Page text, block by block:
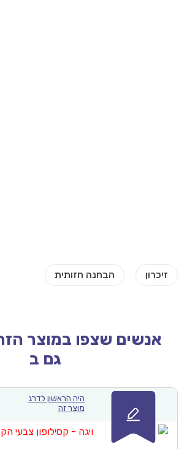
אנשים שצפו במוצר הזה
גם ב
היה הראשון לדרג
מוצר זה